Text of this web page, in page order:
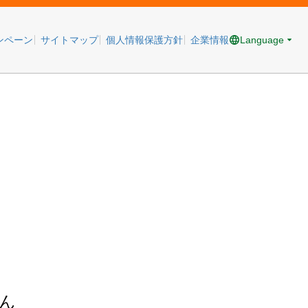
ペーン サイトマップ 個人情報保護方針 企業情報 Language